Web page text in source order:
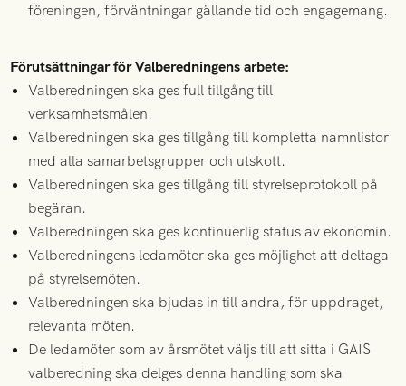
föreningen, förväntningar gällande tid och engagemang.
Förutsättningar för Valberedningens arbete:
Valberedningen ska ges full tillgång till
verksamhetsmålen.
Valberedningen ska ges tillgång till kompletta namnlistor
med alla samarbetsgrupper och utskott.
Valberedningen ska ges tillgång till styrelseprotokoll på
begäran.
Valberedningen ska ges kontinuerlig status av ekonomin.
Valberedningens ledamöter ska ges möjlighet att deltaga
på styrelsemöten.
Valberedningen ska bjudas in till andra, för uppdraget,
relevanta möten.
De ledamöter som av årsmötet väljs till att sitta i GAIS
valberedning ska delges denna handling som ska